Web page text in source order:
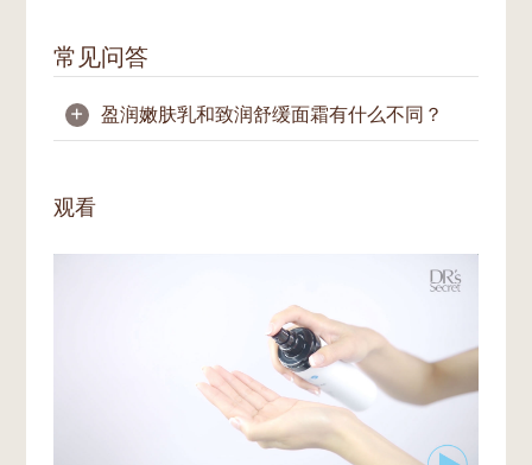
常见问答
+ 盈润嫩肤乳和致润舒缓面霜有什么不同？
油性肌肤使用。
观看